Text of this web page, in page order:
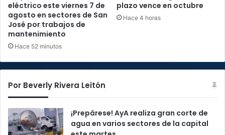
eléctrico este viernes 7 de
agosto en sectores de San
José por trabajos de
mantenimiento
Hace 52 minutos
plazo vence en octubre
Hace 4 horas
Por Beverly Rivera Leitón
¡Prepárese! AyA realiza gran corte de
agua en varios sectores de la capital